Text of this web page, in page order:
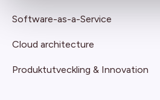
Software-as-a-Service
Cloud architecture
Produktutveckling & Innovation